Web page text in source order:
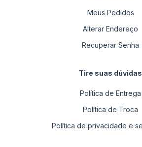
Meus Pedidos
Alterar Endereço
Recuperar Senha
Tire suas dúvidas
Política de Entrega
Política de Troca
Política de privacidade e